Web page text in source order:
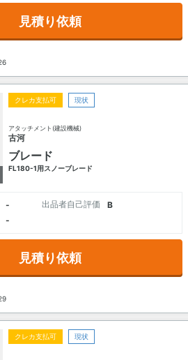
見積り依頼
クレカ支払可 現状
アタッチメント(建設機械)
古河
ブレード
FL180-1用スノーブレード
- 出品者自己評価
B
-
見積り依頼
クレカ支払可 現状